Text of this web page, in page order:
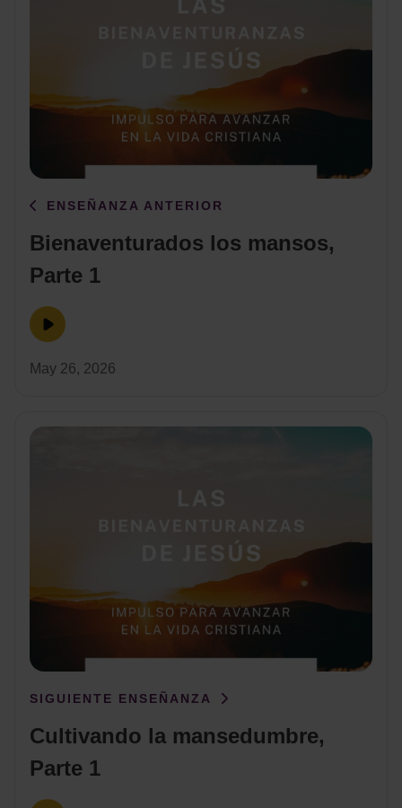
ENSEÑANZA ANTERIOR
Bienaventurados los mansos,
Parte 1
May 26, 2026
SIGUIENTE ENSEÑANZA
Cultivando la mansedumbre,
Parte 1